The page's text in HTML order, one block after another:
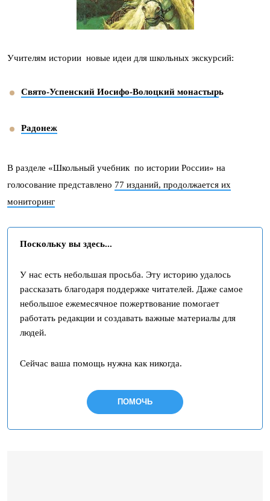
Учителям истории новые идеи для школьных экскурсий:
Свято-Успенский Иосифо-Волоцкий монастырь
Радонеж
В разделе «Школьный учебник по истории России» на
голосование представлено 77 изданий, продолжается их
мониторинг
Поскольку вы здесь...
У нас есть небольшая просьба. Эту историю удалось
рассказать благодаря поддержке читателей. Даже самое
небольшое ежемесячное пожертвование помогает
работать редакции и создавать важные материалы для
людей.
Сейчас ваша помощь нужна как никогда.
ПОМОЧЬ